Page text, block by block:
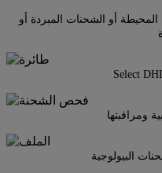
أو الشحنات المبردة أو
Select
ومراقبتها
البيولوجية